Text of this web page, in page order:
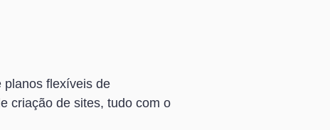
planos flexíveis de
criação de sites, tudo com o